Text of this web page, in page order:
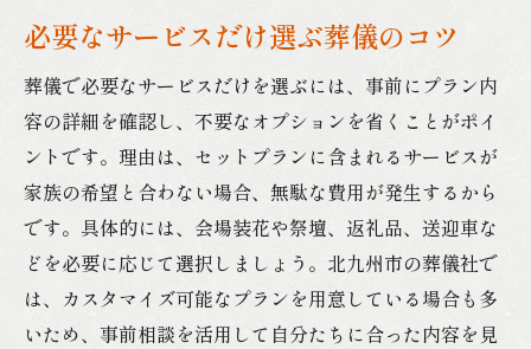
必要なサービスだけ選ぶ葬儀のコツ
葬儀で必要なサービスだけを選ぶには、事前にプラン内
容の詳細を確認し、不要なオプションを省くことがポイ
ントです。理由は、セットプランに含まれるサービスが
家族の希望と合わない場合、無駄な費用が発生するから
です。具体的には、会場装花や祭壇、返礼品、送迎車な
どを必要に応じて選択しましょう。北九州市の葬儀社で
は、カスタマイズ可能なプランを用意している場合も多
いため、事前相談を活用して自分たちに合った内容を見